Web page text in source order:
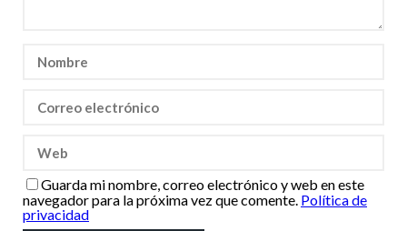
Guarda mi nombre, correo electrónico y web en este
navegador para la próxima vez que comente. Política de
privacidad